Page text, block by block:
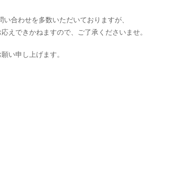
合わせを多数いただいておりますが、
えできかねますので、ご了承くださいませ。
い申し上げます。